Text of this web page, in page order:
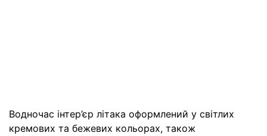
Водночас інтер’єр літака оформлений у світлих
кремових та бежевих кольорах, також